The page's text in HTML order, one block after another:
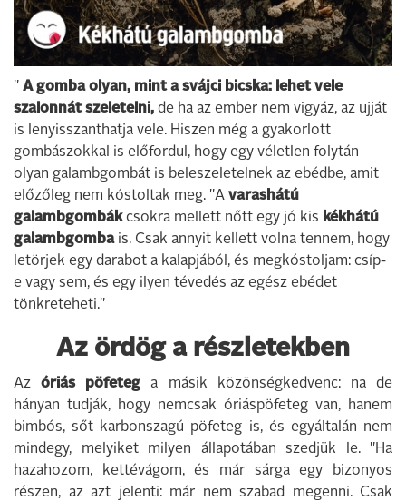
" A gomba olyan, mint a svájci bicska: lehet vele
szalonnát szeletelni, de ha az ember nem vigyáz, az ujját
is lenyisszanthatja vele. Hiszen még a gyakorlott
gombászokkal is előfordul, hogy egy véletlen folytán
olyan galambgombát is beleszeletelnek az ebédbe, amit
előzőleg nem kóstoltak meg. "A varashátú
galambgombákcsokra mellett nőtt egy jó kis kékhátú
galambgombais. Csak annyit kellett volna tennem, hogy
letörjek egy darabot a kalapjából, és megkóstoljam: csíp-
e vagy sem, és egy ilyen tévedés az egész ebédet
tönkreteheti."
Az ördög a részletekben
Azóriás pöfeteg a másik közönségkedvenc: na de
hányan tudják, hogy nemcsak óriáspöfeteg van, hanem
bimbós, sőt karbonszagú pöfeteg is, és egyáltalán nem
mindegy, melyiket milyen állapotában szedjük le. "Ha
hazahozom, kettévágom, és már sárga egy bizonyos
részen, az azt jelenti: már nem szabad megenni. Csak